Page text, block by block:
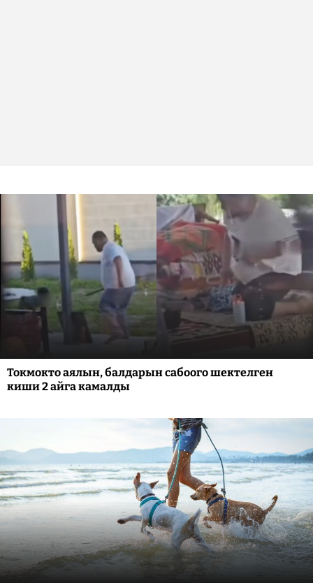
Токмокто аялын, балдарын сабоого шектелген
киши 2 айга камалды